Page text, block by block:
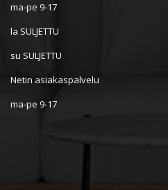
ma-pe 9-17
la SULJETTU
su SULJETTU
Netin asiakaspalvelu
ma-pe 9-17